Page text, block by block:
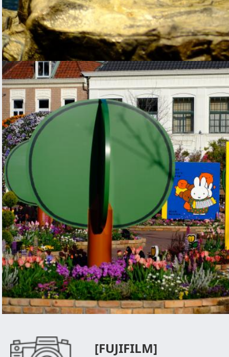
[FUJIFILM]